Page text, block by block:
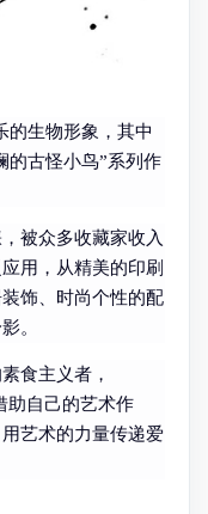
的生物形象，其中
的古怪小鸟”系列作
被众多收藏家收入
用，从精美的印刷
饰、时尚个性的配
。
食主义者，
助自己的艺术作
艺术的力量传递爱